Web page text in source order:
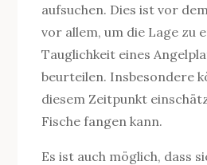
aufsuchen. Dies ist vor
vor allem, um die Lage zu
Tauglichkeit eines
beurteilen. Insbesondere
diesem Zeitpunkt
Fische fangen kann.
Es ist auch möglich, dass